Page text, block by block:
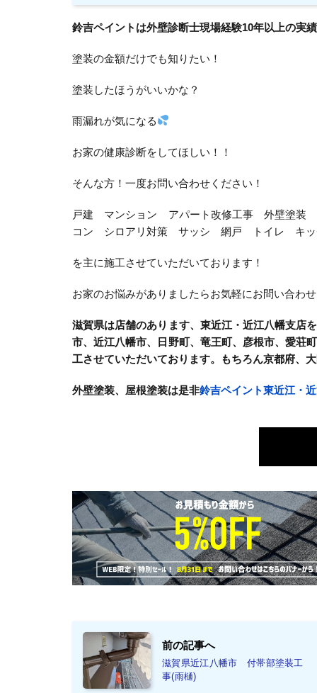
鈴吉ペイントは外壁診断士現場経験10年以上の実
塗装の金額だけでも知りたい！
塗装したほうがいいかな？
雨漏れが気になる
お家の健康診断をしてほしい！！
そんな方！一度お問い合わせください！
戸建 マンション アパート改修工事 外壁塗
コン シロアリ対策 サッシ 網戸 トイレ キッ
を主に施工させていただいております！
お家のお悩みがありましたらお気軽にお問い合わ
滋賀県は店舗のあります、東近江・近江八幡支店
市、近江八幡市、日野町、竜王町、彦根市、愛荘
工させていただいております。もちろん京都府、
外壁塗装、屋根塗装は是非鈴吉ペイント東近江・
前の記事へ
滋賀県近江八幡市 付帯部塗装工
事(雨樋)